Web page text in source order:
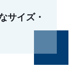
サイズ・